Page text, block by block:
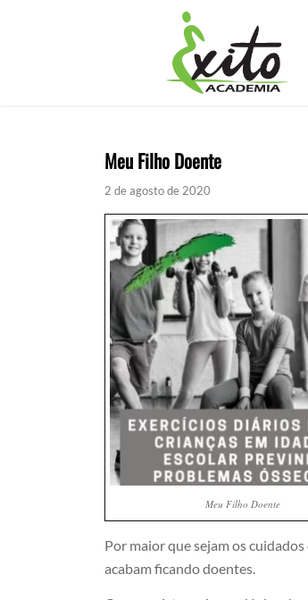
Meu Filho Doente
2 de agosto de 2020
Meu Filho Doente
Por maior que sejam os
acabam ficando doentes.